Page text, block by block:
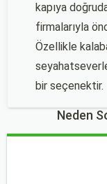
kapıya
firmalarıyla
Özellikle
bir seçenektir.
Neden